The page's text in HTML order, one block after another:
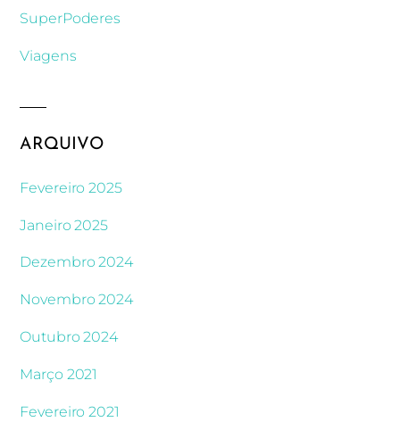
SuperPoderes
Viagens
ARQUIVO
Fevereiro 2025
Janeiro 2025
Dezembro 2024
Novembro 2024
Outubro 2024
Março 2021
Fevereiro 2021